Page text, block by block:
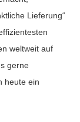
Lieferung“
weltweit auf
gerne
heute ein